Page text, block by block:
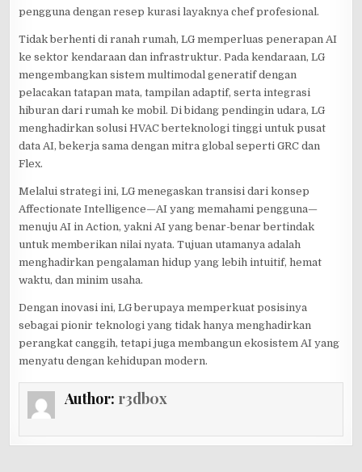
pengguna dengan resep kurasi layaknya chef profesional.
Tidak berhenti di ranah rumah, LG memperluas penerapan AI
ke sektor kendaraan dan infrastruktur. Pada kendaraan, LG
mengembangkan sistem multimodal generatif dengan
pelacakan tatapan mata, tampilan adaptif, serta integrasi
hiburan dari rumah ke mobil. Di bidang pendingin udara, LG
menghadirkan solusi HVAC berteknologi tinggi untuk pusat
data AI, bekerja sama dengan mitra global seperti GRC dan
Flex.
Melalui strategi ini, LG menegaskan transisi dari konsep
Affectionate Intelligence—AI yang memahami pengguna—
menuju AI in Action, yakni AI yang benar-benar bertindak
untuk memberikan nilai nyata. Tujuan utamanya adalah
menghadirkan pengalaman hidup yang lebih intuitif, hemat
waktu, dan minim usaha.
Dengan inovasi ini, LG berupaya memperkuat posisinya
sebagai pionir teknologi yang tidak hanya menghadirkan
perangkat canggih, tetapi juga membangun ekosistem AI yang
menyatu dengan kehidupan modern.
Author: r3db0x